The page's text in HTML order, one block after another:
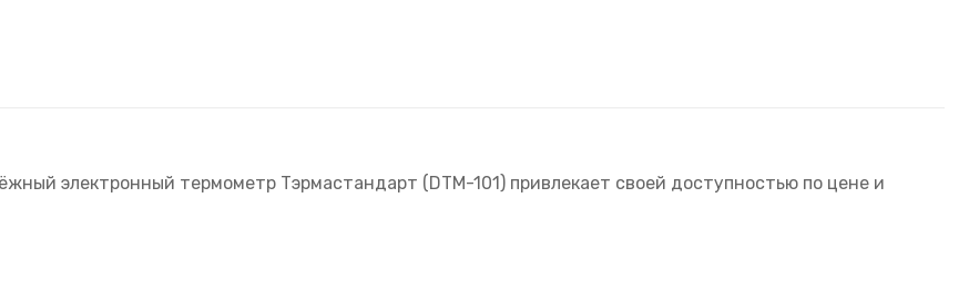
электронный термометр Тэрмастандарт (DTM-101) привлекает своей доступностью по цене и